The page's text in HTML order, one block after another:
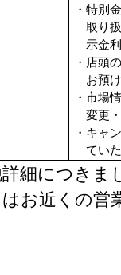
・特別
取り
示金
・店頭
お預
・市場
変更
・キャ
てい
細につきま
お近くの営